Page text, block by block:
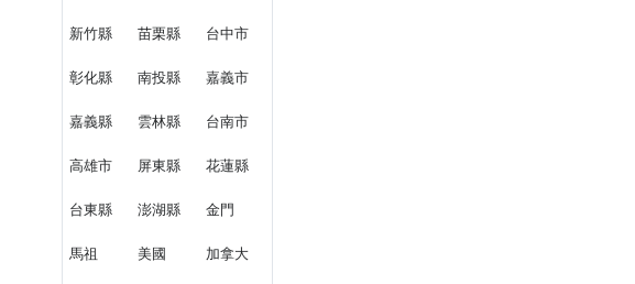
新竹縣 苗栗縣 台中市
彰化縣 南投縣 嘉義市
嘉義縣 雲林縣 台南市
高雄市 屏東縣 花蓮縣
台東縣 澎湖縣 金門
馬祖 美國 加拿大